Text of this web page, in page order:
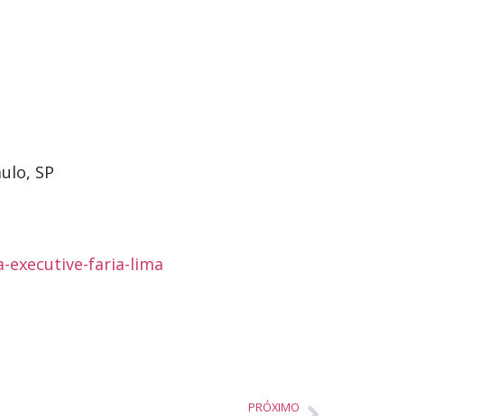
SP
faria-lima
PRÓXIMO